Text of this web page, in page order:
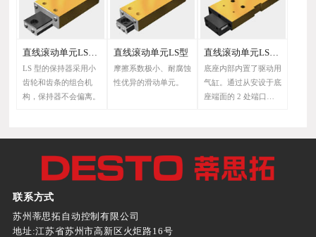
直线滚动单元LSP型
LS 型的保持器采用小
齿轮和齿条的组合机
构，保持器不会偏离。
直线滚动单元LS型
摩擦系数极小、耐腐蚀
性优异的滑动单元。
直线滚动单元LSC型
底座内部内置了驱动用
气缸。通过从安设于底
座端面的 2 处端口供
联系方式
苏州蒂思拓自动控制有限公司
地址:江苏省苏州市高新区火炬路16号